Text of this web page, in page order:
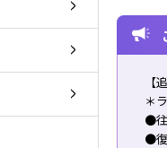
【
＊
●往
●復